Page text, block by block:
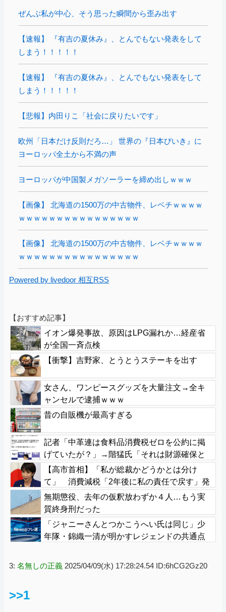
ぜんぶ私が中心、そう思った瞬間から歪み出す
【速報】 『有吉の夏休み』、とんでもない発表をして
しまう！！！！！
【速報】 『有吉の夏休み』、とんでもない発表をして
しまう！！！！！
【悲報】内田りこ「社会に戻りたいです」
欧州「日本だけ反則だろ…」 世界の『日本びいき』に
ヨーロッパ全土から不満の声
ヨーロッパが中国製メガソーラーを締め出しｗｗｗ
【画像】 北海道の1500万の中古物件、レベチｗｗｗｗ
ｗｗｗｗｗｗｗｗｗｗｗｗｗｗｗｗ
【画像】 北海道の1500万の中古物件、レベチｗｗｗｗ
ｗｗｗｗｗｗｗｗｗｗｗｗｗｗｗｗ
Powered by livedoor 相互RSS
【おすすめ記事】
イオン爆発事故、原因はLPG漏れか…経産省
が全国一斉点検
【衝撃】吉野家、とうとうステーキを出す
女さん、ワンピースグッズを大量注文→全キ
ャンセルで逮捕ｗｗｗ
昔の自販機が最高すぎる
記者「中革連は食料品消費税ゼロを公約に掲
げていたが？」→階猛氏「それは財源確保と
いう条件付き」
【高市首相】「私が総裁かどうかとは分け
て」 消費減税「2年後に私の責任で戻す」発
言を説明
無期懲役、去年の仮釈放わずか４人…もう実
質終身刑だった
「ジャニーさんとつかこうへい氏は同じ」少
年隊・錦織一清が明かすレジェンドの共通点
3: 名無しの正義 2025/04/09(水) 17:28:24.54 ID:6hCG2Gz20
>>1